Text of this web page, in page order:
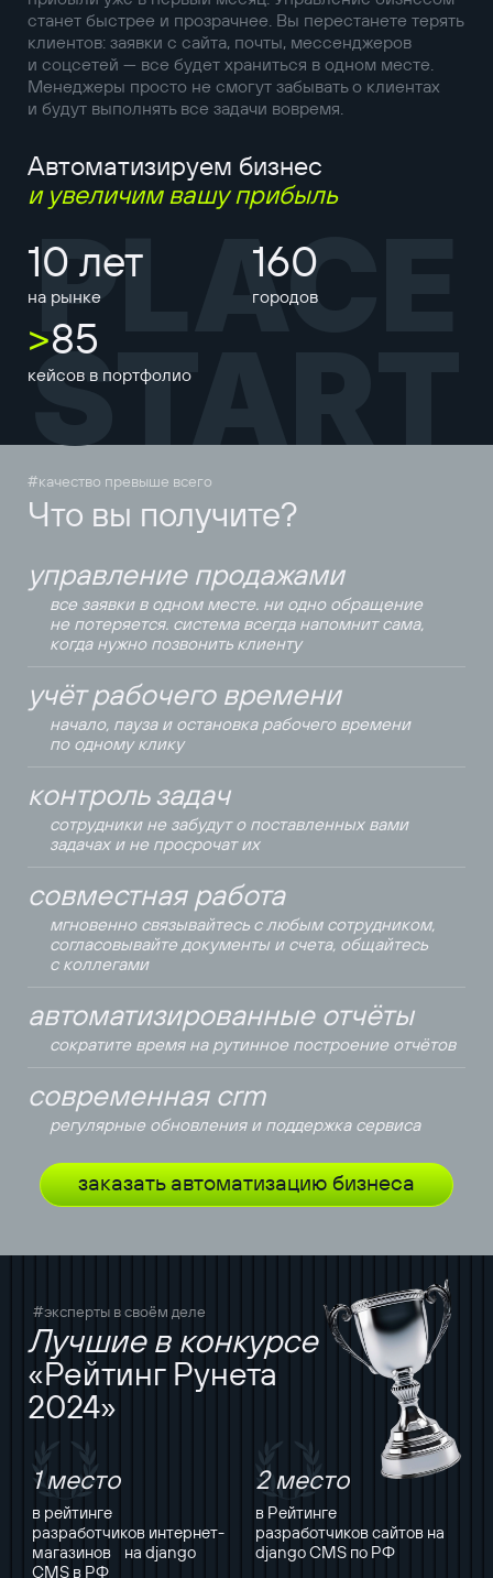
станет быстрее и прозрачнее. Вы перестанете терять
клиентов: заявки с сайта, почты, мессенджеров
и соцсетей — все будет храниться в одном месте.
Менеджеры просто не смогут забывать о клиентах
и будут выполнять все задачи вовремя.
Автоматизируем бизнес
и увеличим вашу прибыль
10 лет
на рынке
160
городов
>85
кейсов в портфолио
PLACE
START
#качество превыше всего
Что вы получите?
управление продажами
все заявки в одном месте. ни одно обращение
не потеряется. система всегда напомнит сама,
когда нужно позвонить клиенту
учёт рабочего времени
начало, пауза и остановка рабочего времени
по одному клику
контроль задач
сотрудники не забудут о поставленных вами
задачах и не просрочат их
совместная работа
мгновенно связывайтесь с любым сотрудником,
согласовывайте документы и счета, общайтесь
с коллегами
автоматизированные отчёты
сократите время на рутинное построение отчётов
современная crm
регулярные обновления и поддержка сервиса
заказать автоматизацию бизнеса
#эксперты в своём деле
Лучшие в конкурсе
«Рейтинг Рунета
2024»
1 место
в рейтинге
разработчиков интернет-
магазинов на django
CMS в РФ
2 место
в Рейтинге
разработчиков сайтов на
django CMS по РФ